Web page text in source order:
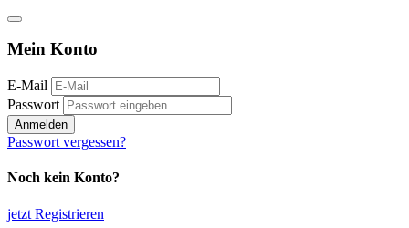
Mein Konto
E-Mail
Passwort
Anmelden
Passwort vergessen?
Noch kein Konto?
jetzt Registrieren